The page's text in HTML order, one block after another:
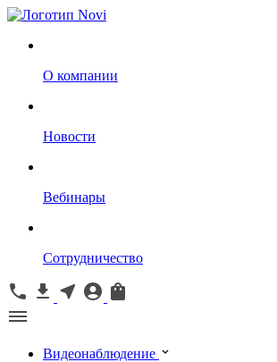
О компании
Новости
Вебинары
Сотрудничество
Видеонаблюдение